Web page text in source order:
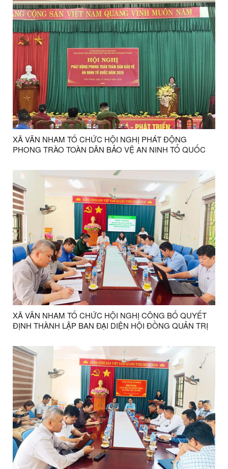
XÃ VÂN NHAM TỔ CHỨC HỘI NGHỊ PHÁT ĐỘNG
PHONG TRÀO TOÀN DÂN BẢO VỆ AN NINH TỔ QUỐC
XÃ VÂN NHAM TỔ CHỨC HỘI NGHỊ CÔNG BỐ QUYẾT
ĐỊNH THÀNH LẬP BAN ĐẠI DIỆN HỘI ĐỒNG QUẢN TRỊ
NHẤT NĂM 2026